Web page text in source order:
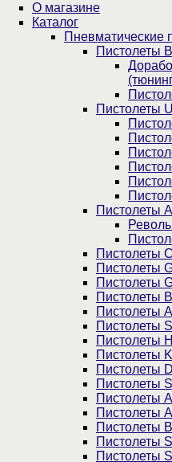
О магазине
Каталог
Пнев­ма­ти­чес­кие
Пистолеты
Пистолеты
Пистолеты
Пистолеты
Пистолеты
Пистолеты
Пистолеты
Пистолеты
Пистолеты
Пистолеты
Пистолеты
Пистолеты
Пистолеты
Пистолеты
Пистолеты
Пистолеты
Пистолеты
Пистолеты